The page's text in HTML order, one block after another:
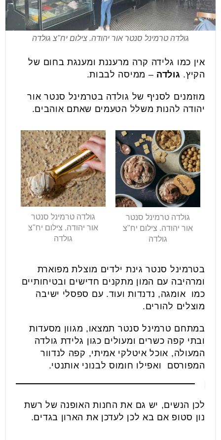
גולדה טרמינל סנטר אור יהודה. צילום יח"צ גולדה
אין כמו גלידה קרה מרעננת ומענגת בחום של
הקיץ. גולדה – ממיסה לבבות.
מוזמנים לסניף של גולדה בטרמינל סנטר אור
יהודה להנות משלל הטעמים שאתם אוהבים.
גולדה טרמינל סנטר
אור יהודה. צילום יח"צ
גולדה
גולדה טרמינל סנטר
אור יהודה. צילום יח"צ
גולדה
בטרמינל סנטר גינת ילדים מוצלת מפוארת
ומרהיבה עם המון מתקנים חדישים ובטיחותיים
כמו אומגה, נדנדות ועוד. עם ספסלי ישיבה
מוצלים להורים.
במתחם טרמינל סנטר תמצאו, מגוון מסעדות
ובתי קפה כשרים ומעולים כגון גלידת גולדה
המעולה, אוכל איטלקי אמיתי, קפה לנדוור
המפורסם ואפילו חומוס לבנוני אותנטי.
לכן הנשים, יש גם את החנות האופנה של רשת
נון סטופ אם בא לכן לעדכן את הארון בגדים.